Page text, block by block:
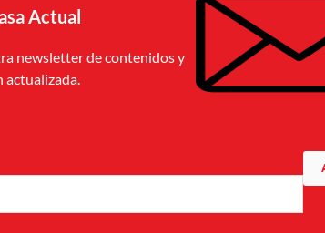
Actual
newsletter de contenidos y
actualizada.